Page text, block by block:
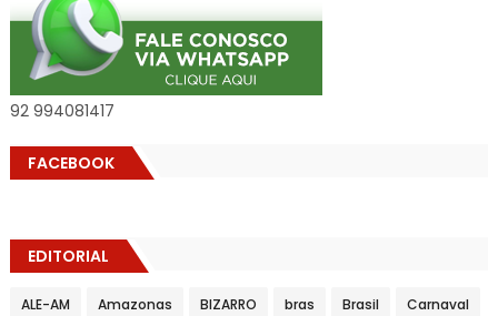
92 994081417
FACEBOOK
EDITORIAL
ALE-AM Amazonas BIZARRO bras Brasil Carnaval